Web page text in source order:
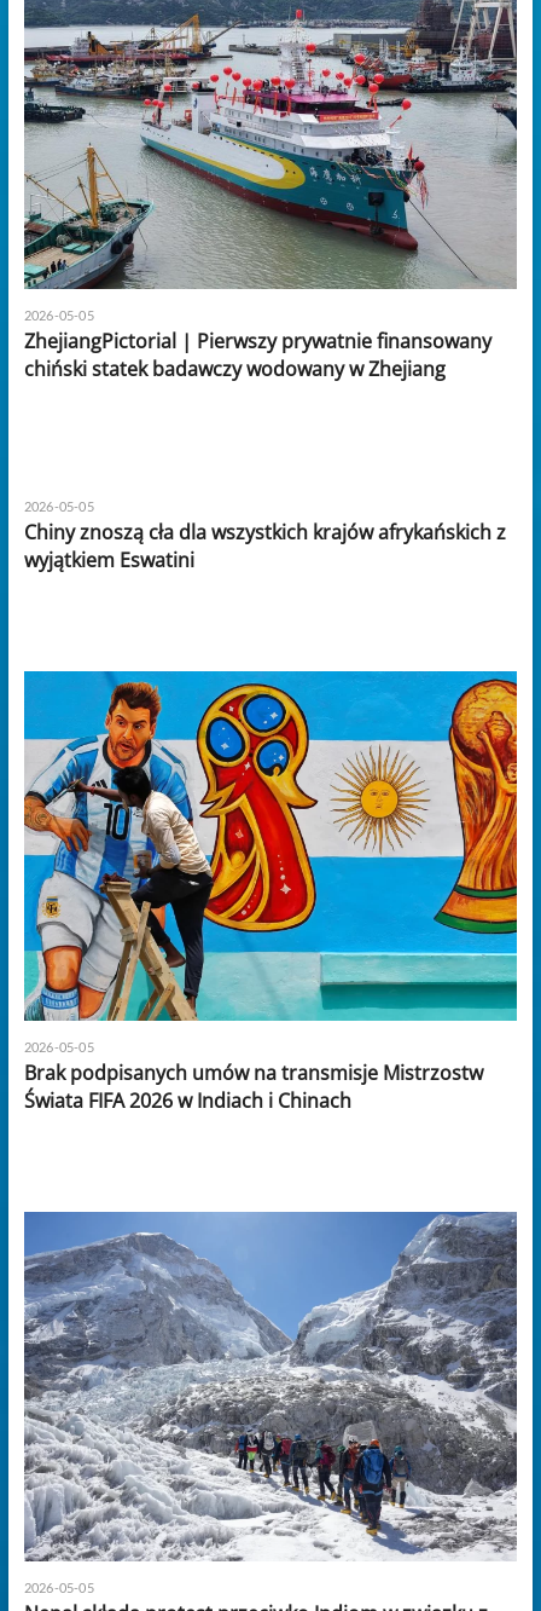
2026-05-05
ZhejiangPictorial | Pierwszy prywatnie finansowany
chiński statek badawczy wodowany w Zhejiang
2026-05-05
Chiny znoszą cła dla wszystkich krajów afrykańskich z
wyjątkiem Eswatini
2026-05-05
Brak podpisanych umów na transmisje Mistrzostw
Świata FIFA 2026 w Indiach i Chinach
2026-05-05